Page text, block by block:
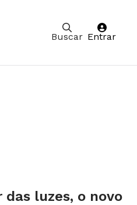
Buscar Entrar
das luzes, o novo